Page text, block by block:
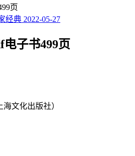
页
经典 2022-05-27
电子书499页
文化出版社）